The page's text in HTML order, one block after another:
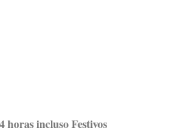
incluso Festivos